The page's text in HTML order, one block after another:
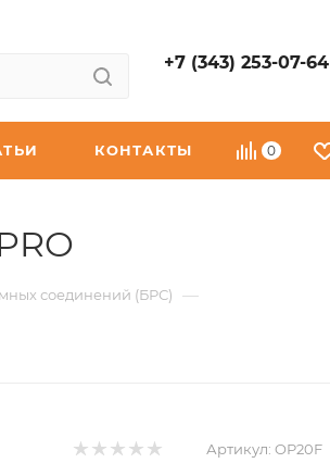
+7 (343) 253-07-64
0
КОНТАКТЫ
соединений (БРС) —
Артикул: OP20F